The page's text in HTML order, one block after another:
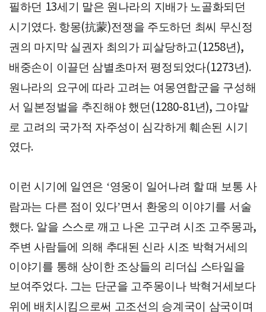
필하던 13세기 말은 원나라의 지배가 노골화되던
시기였다. 항몽(抗蒙)전쟁을 주도하던 최씨 무신정
권의 마지막 실권자 최의가 피살당하고(1258년),
배중손이 이끌던 삼별초마저 평정되었다(1273년).
원나라의 요구에 따라 고려는 여몽연합군을 구성해
서 일본정벌을 추진해야 했던 (1280-81년), 그야말
로 고려의 국가적 자주성이 심각하게 훼손된 시기
였다.
이런 시기에 일연은 ‘영웅이 일어나려 할 때 보통 사
람과는 다른 점이 있다’면서 환웅의 이야기를 서술
했다. 알을 스스로 깨고 나온 고구려 시조 고주몽과,
주변 사람들에 의해 추대된 신라 시조 박혁거세의
이야기를 통해 상이한 조상들의 리더십 스타일을
보여주었다. 그는 단군을 고주몽이나 박혁거세보다
위에 배치시킴으로써 고조선의 승계국이 삼국이며